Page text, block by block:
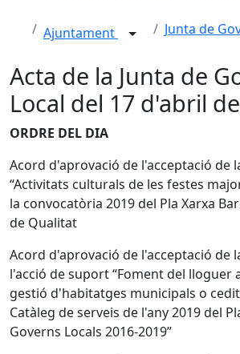
Ajuntament Junta de
Acta de la Junta de
Local del 17 d'abril
ORDRE DEL DIA
Acord d'aprovació de l'acceptació de
“Activitats culturals de les festes
la convocatòria 2019 del Pla Xarxa
de Qualitat
Acord d'aprovació de l'acceptació de
l'acció de suport “Foment del lloguer
gestió d'habitatges municipals o
Catàleg de serveis de l'any 2019 del
Governs Locals 2016-2019”